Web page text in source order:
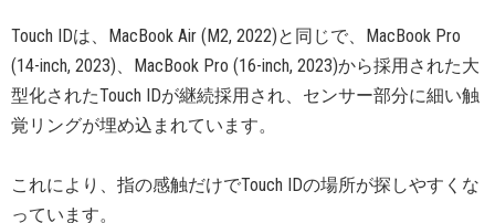
Touch IDは、MacBook Air (M2, 2022)と同じで、MacBook Pro
(14-inch, 2023)、MacBook Pro (16-inch, 2023)から採用された大
型化されたTouch IDが継続採用され、センサー部分に細い触
覚リングが埋め込まれています。
これにより、指の感触だけでTouch IDの場所が探しやすくな
っています。